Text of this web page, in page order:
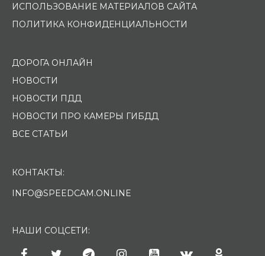
ИСПОЛЬЗОВАНИЕ МАТЕРИАЛОВ САЙТА
ПОЛИТИКА КОНФИДЕНЦИАЛЬНОСТИ
ДОРОГА ОНЛАЙН
НОВОСТИ
НОВОСТИ ПДД
НОВОСТИ ПРО КАМЕРЫ ГИБДД
ВСЕ СТАТЬИ
КОНТАКТЫ:
INFO@SPEEDCAM.ONLINE
НАШИ СОЦСЕТИ: